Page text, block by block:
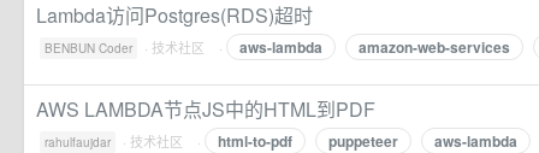
Lambda访问Postgres(RDS)超时
BENBUN Coder · 技术社区 · aws-lambda amazon-web-services
AWS LAMBDA节点JS中的HTML到PDF
rahulfaujdar · 技术社区 · html-to-pdf puppeteer aws-lambda